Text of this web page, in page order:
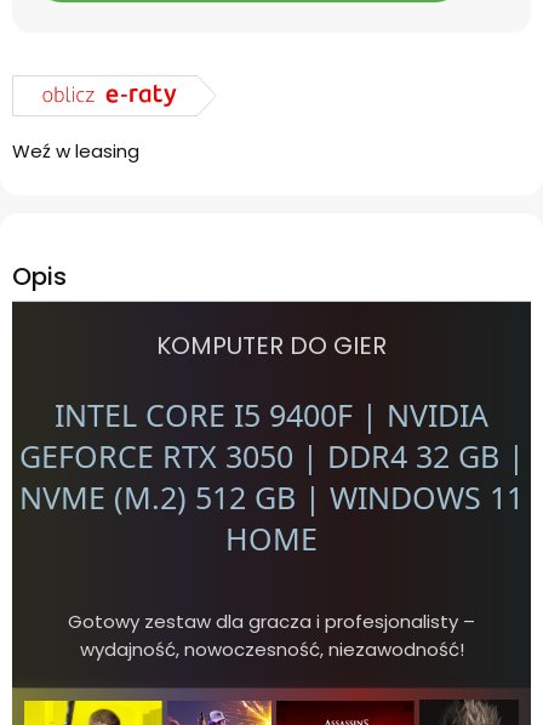
Weź w leasing
Opis
KOMPUTER DO GIER
INTEL CORE I5 9400F | NVIDIA
GEFORCE RTX 3050 | DDR4 32 GB |
NVME (M.2) 512 GB | WINDOWS 11
HOME
Gotowy zestaw dla gracza i profesjonalisty –
wydajność, nowoczesność, niezawodność!